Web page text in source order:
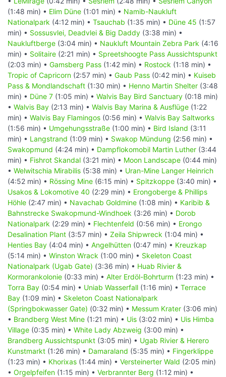
(1:48 min) • Elim Düne (1:01 min) • Namib-Naukluft
Nationalpark (4:12 min) • Tsauchab (1:35 min) • Düne 45 (1:57
min) • Sossusvlei, Deadvlei & Big Daddy (3:38 min) •
Naukluftberge (3:04 min) • Naukluft Mountain Zebra Park (4:16
min) • Solitaire (2:21 min) • Spreetshoogte Pass Aussichtspunkt
(2:03 min) • Gamsberg Pass (1:42 min) • Rostock (1:18 min) •
Tropic of Capricorn (2:57 min) • Gaub Pass (0:42 min) • Kuiseb
Pass & Mondlandschaft (1:30 min) • Henno Martin Shelter (3:48
min) • Düne 7 (1:05 min) • Walvis Bay Bird Sanctuary (0:18 min)
• Walvis Bay (2:13 min) • Walvis Bay Marina & Ausflüge (1:22
min) • Walvis Bay Flamingos (0:56 min) • Walvis Bay Saltworks
(1:56 min) • Umgehungsstraße (1:00 min) • Bird Island (3:11
min) • Langstrand (1:09 min) • Swakop Mündung (2:56 min) •
Swakopmund (4:24 min) • Dampflokomobil Martin Luther (3:44
min) • Fishrot Skandal (3:21 min) • Moon Landscape (0:44 min)
• Welwitschia Mirabilis (5:38 min) • Uran-Mine Langer Heinrich
(4:52 min) • Rössing Mine (6:15 min) • Spitzkoppe (3:40 min) •
Usakos & Lokomotive 40 (2:29 min) • Erongoberge & Phillips
Höhle (2:47 min) • Navachab Goldmine (1:08 min) • Karibib &
Bahnstrecke Swakopmund-Windhoek (3:26 min) • Dorob
Nationalpark (2:29 min) • Flechtenfeld (0:56 min) • Erongo
Desalination Plant (3:57 min) • Zeila Shipwreck (1:04 min) •
Henties Bay (4:04 min) • Angelhütten (0:47 min) • Kreuzkap
(5:14 min) • Winston Wrack (1:00 min) • Skeleton Coast
Nationalpark (Ugab Gate) (3:36 min) • Huab Rivier &
Kormorankolonie (0:33 min) • Alter Erdöl-Bohrturm (1:23 min) •
Torra Bay (0:54 min) • Uniab Wasserfall (1:16 min) • Terrace
Bay (1:09 min) • Skeleton Coast Nationalpark
(Springbokwasser Gate) (0:32 min) • Messum Krater (3:06 min)
• Brandberg West Mine (1:21 min) • Uis (3:02 min) • Uis Himba
Village (0:35 min) • White Lady Abzweig (3:00 min) •
Brandberg Aussichtspunkt (3:05 min) • Ugab Rivier & Herero
Kunstmarkt (1:26 min) • Damaraland (5:35 min) • Fingerklippe
(1:23 min) • Khorixas (1:44 min) • Versteinerter Wald (2:05 min)
• Orgelpfeifen (1:15 min) • Verbrannter Berg (1:12 min) •